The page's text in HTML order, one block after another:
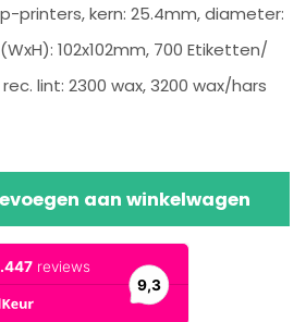
printers, kern: 25.4mm, diameter:
102x102mm, 700 Etiketten/
lint: 2300 wax, 3200 wax/hars
aan winkelwagen